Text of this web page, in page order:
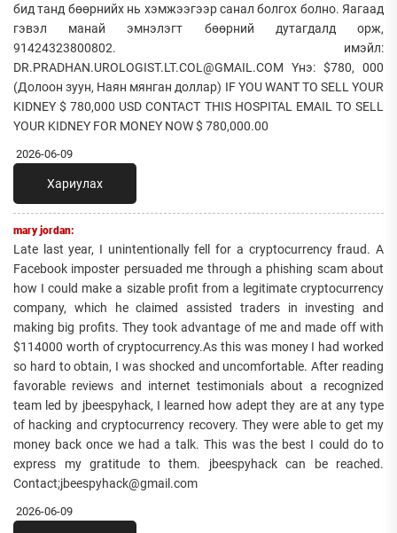
бид танд бөөрнийх нь хэмжээгээр санал болгох болно. Яагаад
гэвэл манай эмнэлэгт бөөрний дутагдалд орж,
91424323800802. имэйл:
DR.PRADHAN.UROLOGIST.LT.COL@GMAIL.COM Yнэ: $780, 000
(Долоон зуун, Наян мянган доллар) IF YOU WANT TO SELL YOUR
KIDNEY $ 780,000 USD CONTACT THIS HOSPITAL EMAIL TO SELL
YOUR KIDNEY FOR MONEY NOW $ 780,000.00
2026-06-09
Хариулах
mary jordan:
Late last year, I unintentionally fell for a cryptocurrency fraud. A
Facebook imposter persuaded me through a phishing scam about
how I could make a sizable profit from a legitimate cryptocurrency
company, which he claimed assisted traders in investing and
making big profits. They took advantage of me and made off with
$114000 worth of cryptocurrency.As this was money I had worked
so hard to obtain, I was shocked and uncomfortable. After reading
favorable reviews and internet testimonials about a recognized
team led by jbeespyhack, I learned how adept they are at any type
of hacking and cryptocurrency recovery. They were able to get my
money back once we had a talk. This was the best I could do to
express my gratitude to them. jbeespyhack can be reached.
Contact;jbeespyhack@gmail.com
2026-06-09